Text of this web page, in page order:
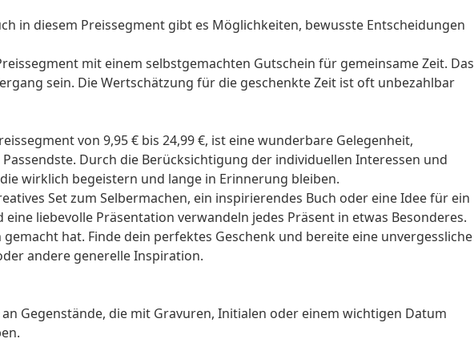
in diesem Preissegment gibt es Möglichkeiten, bewusste Entscheidungen
mit einem selbstgemachten Gutschein für gemeinsame Zeit. Das
sein. Die Wertschätzung für die geschenkte Zeit ist oft unbezahlbar
von 9,95 € bis 24,99 €, ist eine wunderbare Gelegenheit,
Durch die Berücksichtigung der individuellen Interessen und
wirklich begeistern und lange in Erinnerung bleiben.
Set zum Selbermachen, ein inspirierendes Buch oder eine Idee für ein
liebevolle Präsentation verwandeln jedes Präsent in etwas Besonderes.
hat. Finde dein perfektes Geschenk und bereite eine unvergessliche
andere generelle Inspiration.
Gegenstände, die mit Gravuren, Initialen oder einem wichtigen Datum